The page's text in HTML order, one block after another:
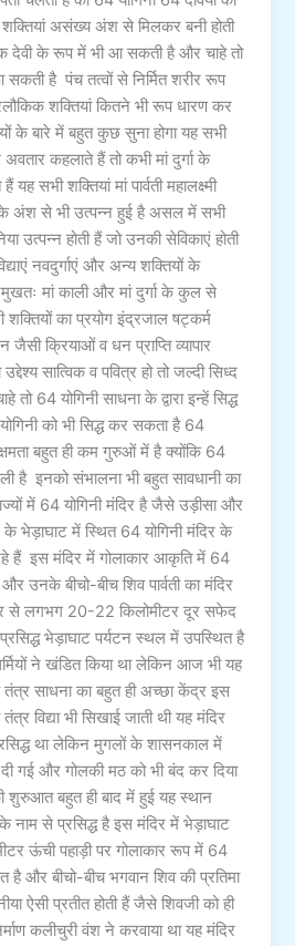
शक्तियां असंख्य अंश से मिलकर बनी होती
देवी के रूप में भी आ सकती है और चाहे तो
है पंच तत्वों से निर्मित शरीर रूप
शक्तियां कितने भी रूप धारण कर
के बारे में बहुत कुछ सुना होगा यह सभी
कहलाते हैं तो कभी मां दुर्गा के
सभी शक्तियां मां पार्वती महालक्ष्मी
के अंश से भी उत्पन्न हुई है असल में सभी
उत्पन्न होती हैं जो उनकी सेविकाएं होती
नवदुर्गाएं और अन्य शक्तियों के
मां काली और मां दुर्गा के कुल से
शक्तियों का प्रयोग इंद्रजाल षट्कर्म
क्रियाओं व धन प्राप्ति व्यापार
सात्विक व पवित्र हो तो जल्दी सिध्द
तो 64 योगिनी साधना के द्वारा इन्हें सिद्ध
को भी सिद्ध कर सकता है 64
बहुत ही कम गुरुओं में है क्योंकि 64
है इनको संभालना भी बहुत सावधानी का
में 64 योगिनी मंदिर है जैसे उड़ीसा और
भेड़ाघाट में स्थित 64 योगिनी मंदिर के
हैं इस मंदिर में गोलाकार आकृति में 64
और उनके बीचो-बीच शिव पार्वती का मंदिर
से लगभग 20-22 किलोमीटर दूर सफेद
भेड़ाघाट पर्यटन स्थल में उपस्थित है
ने खंडित किया था लेकिन आज भी यह
साधना का बहुत ही अच्छा केंद्र इस
विद्या भी सिखाई जाती थी यह मंदिर
था लेकिन मुगलों के शासनकाल में
गई और गोलकी मठ को भी बंद कर दिया
शुरुआत बहुत ही बाद में हुई यह स्थान
नाम से प्रसिद्ध है इस मंदिर में भेड़ाघाट
ऊंची पहाड़ी पर गोलाकार रूप में 64
है और बीचो-बीच भगवान शिव की प्रतिमा
ऐसी प्रतीत होती हैं जैसे शिवजी को ही
कलीचुरी वंश ने करवाया था यह मंदिर